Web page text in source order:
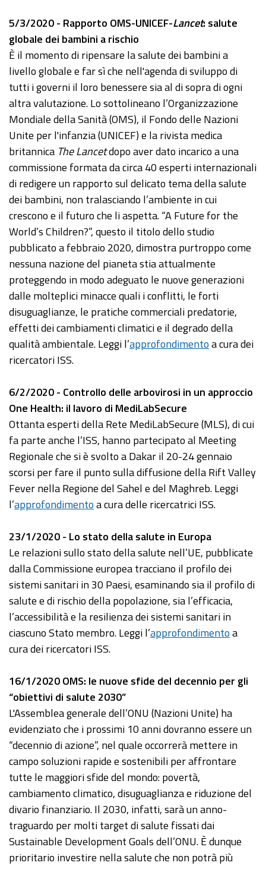
5/3/2020 - Rapporto OMS-UNICEF-Lancet: salute
globale dei bambini a rischio
È il momento di ripensare la salute dei bambini a
livello globale e far sì che nell'agenda di sviluppo di
tutti i governi il loro benessere sia al di sopra di ogni
altra valutazione. Lo sottolineano l’Organizzazione
Mondiale della Sanità (OMS), il Fondo delle Nazioni
Unite per l'infanzia (UNICEF) e la rivista medica
britannica The Lancetdopo aver dato incarico a una
commissione formata da circa 40 esperti internazionali
di redigere un rapporto sul delicato tema della salute
dei bambini, non tralasciando l’ambiente in cui
crescono e il futuro che li aspetta. “A Future for the
World’s Children?”, questo il titolo dello studio
pubblicato a febbraio 2020, dimostra purtroppo come
nessuna nazione del pianeta stia attualmente
proteggendo in modo adeguato le nuove generazioni
dalle molteplici minacce quali i conflitti, le forti
disuguaglianze, le pratiche commerciali predatorie,
effetti dei cambiamenti climatici e il degrado della
qualità ambientale. Leggi l’approfondimentoa cura dei
ricercatori ISS.
6/2/2020 - Controllo delle arbovirosi in un approccio
One Health: il lavoro di MediLabSecure
Ottanta esperti della Rete MediLabSecure (MLS), di cui
fa parte anche l’ISS, hanno partecipato al Meeting
Regionale che si è svolto a Dakar il 20-24 gennaio
scorsi per fare il punto sulla diffusione della Rift Valley
Fever nella Regione del Sahel e del Maghreb. Leggi
l’approfondimentoa cura delle ricercatrici ISS.
23/1/2020 - Lo stato della salute in Europa
Le relazioni sullo stato della salute nell’UE, pubblicate
dalla Commissione europea tracciano il profilo dei
sistemi sanitari in 30 Paesi, esaminando sia il profilo di
salute e di rischio della popolazione, sia l’efficacia,
l’accessibilità e la resilienza dei sistemi sanitari in
ciascuno Stato membro. Leggi l’approfondimentoa
cura dei ricercatori ISS.
16/1/2020 OMS: le nuove sfide del decennio per gli
“obiettivi di salute 2030”
L'Assemblea generale dell’ONU (Nazioni Unite) ha
evidenziato che i prossimi 10 anni dovranno essere un
“decennio di azione”, nel quale occorrerà mettere in
campo soluzioni rapide e sostenibili per affrontare
tutte le maggiori sfide del mondo: povertà,
cambiamento climatico, disuguaglianza e riduzione del
divario finanziario. Il 2030, infatti, sarà un anno-
traguardo per molti target di salute fissati dai
Sustainable Development Goals dell’ONU. È dunque
prioritario investire nella salute che non potrà più